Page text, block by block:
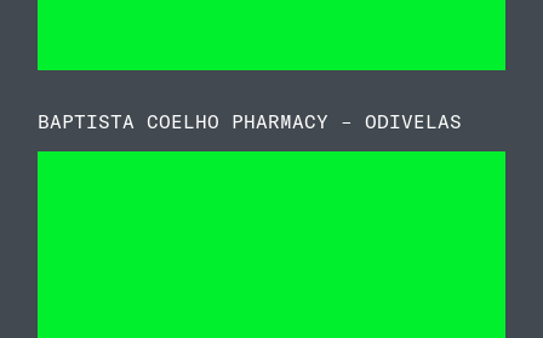
BAPTISTA COELHO PHARMACY – ODIVELAS